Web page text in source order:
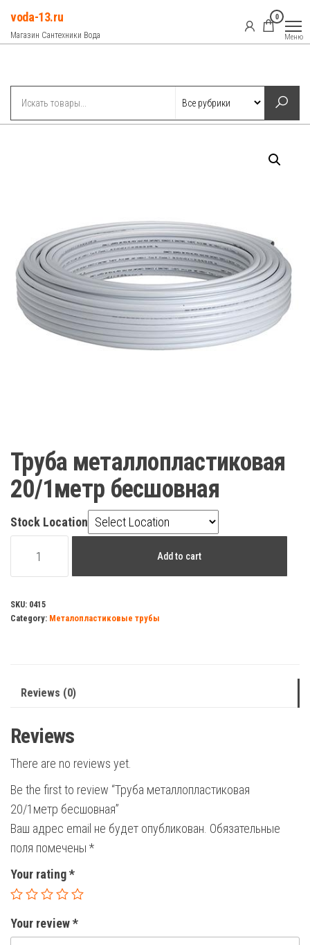
Перейти
содержимому
voda-13.ru
Магазин Сантехники Вода
0
Меню
Труба металлопластиковая
20/1метр бесшовная
Stock Location
металлопластиковая
бесшовная
quantity
Add to cart
SKU: 0415
Category: Металопластиковые трубы
Reviews (0)
Reviews
There are no reviews yet.
Be the first to review “Труба металлопластиковая
20/1метр бесшовная”
Ваш адрес email не будет опубликован. Обязательные
поля помечены *
Your rating*
Your review*